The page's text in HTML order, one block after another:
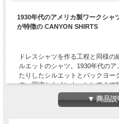
1930年代のアメリカ製ワークシャ
が特徴の CANYON SHIRTS
ドレスシャツを作る工程と同様
ルエットのシャツ。1930年代の
たりしたシルエットとバックヨー
す。羽織からインナーとしてまで
ツ。[SUNNY ELEMENT]の通常サ
幅にゆとりを持たせたリラックス
シンプルで癖の無いデザインは、
▼ 商品説